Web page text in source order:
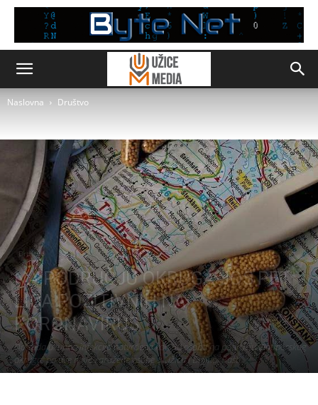
Naslovna Društvo
Društvo
NA PODRUČJU OKRUGA JOŠ PET
LICA POZITIVNIH NA
KORONAVIRUS
Do sada ukupno infekcija potvrđena kod 30 osoba na području Zlatiborskog
okruga, po dve nove zaražene osobe u Užicu i Bajinoj Bašti.